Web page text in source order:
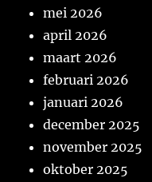
mei 2026
april 2026
maart 2026
februari 2026
januari 2026
december 2025
november 2025
oktober 2025